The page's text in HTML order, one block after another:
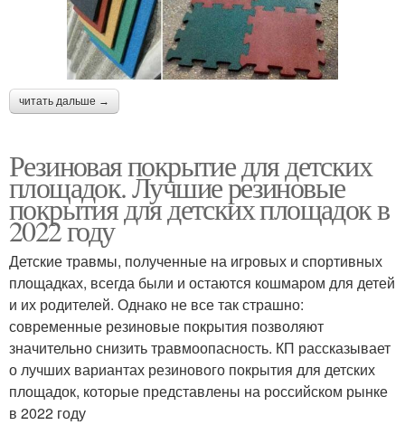
читать дальше →
Резиновая покрытие для детских
площадок. Лучшие резиновые
покрытия для детских площадок в
2022 году
Детские травмы, полученные на игровых и спортивных
площадках, всегда были и остаются кошмаром для детей
и их родителей. Однако не все так страшно:
современные резиновые покрытия позволяют
значительно снизить травмоопасность. КП рассказывает
о лучших вариантах резинового покрытия для детских
площадок, которые представлены на российском рынке
в 2022 году